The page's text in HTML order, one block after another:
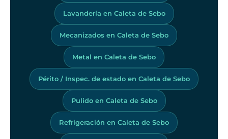
Lavandería en Caleta de Sebo
Mecanizados en Caleta de Sebo
Metal en Caleta de Sebo
Périto / Inspec. de estado en Caleta de Sebo
Pulido en Caleta de Sebo
Refrigeración en Caleta de Sebo